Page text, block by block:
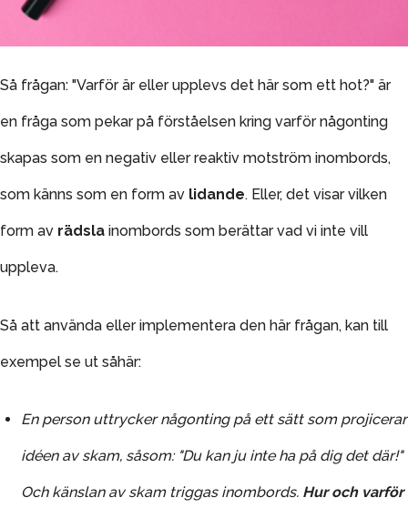
Så frågan: "Varför är eller upplevs det här som ett hot?" är
en fråga som pekar på förståelsen kring varför någonting
skapas som en negativ eller reaktiv motström inombords,
som känns som en form av lidande. Eller, det visar vilken
form av rädsla inombords som berättar vad vi inte vill
uppleva.
Så att använda eller implementera den här frågan, kan till
exempel se ut såhär:
En person uttrycker någonting på ett sätt som projicerar
idéen av skam, såsom: "Du kan ju inte ha på dig det där!"
Och känslan av skam triggas inombords. Hur och varför